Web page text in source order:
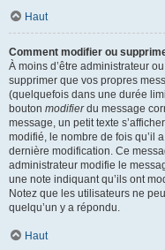
Haut
Comment modifier ou
À moins d’être administrateur
supprimer que vos propres
(quelquefois dans une durée
bouton modifierdu message
message, un petit texte
modifié, le nombre de fois qu’il
dernière modification. Ce
administrateur modifie le
une note indiquant qu’ils ont
Notez que les utilisateurs ne
quelqu’un y a répondu.
Haut